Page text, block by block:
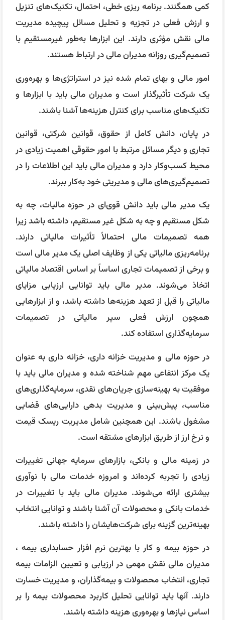
کمی همگنند. برنامه ریزی خطی، احتمال، تکنیک‌های تنزیل
و ارزش فعلی در تجزیه و تحلیل مسائل پیچیده مدیریت
مالی نقش مؤثری دارند. این ابزارها به‌طور غیرمستقیم با
تصمیم‌گیری روزانه مدیران مالی در ارتباط هستند.
امور مالی و بهای تمام شده نیز در استراتژی‌ها و بهره‌وری
یک شرکت تأثیرگذار است و مدیران مالی باید با ابزارها و
تکنیک‌های مناسب برای کنترل هزینه‌ها آشنا باشند.
در پایان، دانش کامل از حقوق، قوانین شرکتی، قوانین
تجاری و دیگر مسائل مرتبط با امور حقوقی اهمیت زیادی در
محیط کسب‌وکار دارد و مدیران مالی باید این اطلاعات را در
تصمیم‌گیری‌های مالی و مدیریتی خود به‌کار ببرند.
یک مدیر مالی باید دانش قوی‌ای در حوزه مالیات، چه به
شکل مستقیم و چه به شکل غیر مستقیم، داشته باشد زیرا
همه تصمیمات مالی احتمالاً تأثیرات مالیاتی دارند.
برنامه‌ریزی مالیاتی یکی از وظایف اصلی یک مدیر مالی است
و برخی از تصمیمات تجاری اساساً بر اساس اقتصاد مالیاتی
اتخاذ می‌شوند. مدیر مالی باید توانایی ارزیابی مزایای
مالیاتی را قبل از تعهد هزینه‌ها داشته باشد، و از ابزارهایی
همچون ارزش فعلی سپر مالیاتی در تصمیمات
سرمایه‌گذاری استفاده کند.
در حوزه مالی و مدیریت خزانه داری، خزانه داری به عنوان
یک مرکز انتفاعی مهم شناخته شده و مدیران مالی باید با
موفقیت به بهینه‌سازی جریان‌های نقدی، سرمایه‌گذاری‌های
مناسب، پیش‌بینی و مدیریت بدهی دارایی‌های قضایی
مشغول باشند. این همچنین شامل مدیریت ریسک قیمت
و نرخ ارز از طریق ابزارهای مشتقه است.
در زمینه مالی و بانکی، بازارهای سرمایه جهانی تغییرات
زیادی را تجربه کرده‌اند و امروزه خدمات مالی با نوآوری
بیشتری ارائه می‌شوند. مدیران مالی باید با تغییرات در
خدمات بانکی و محصولات آن آشنا باشند و توانایی انتخاب
بهینه‌ترین گزینه برای شرکت‌هایشان را داشته باشند.
در حوزه بیمه و کار با بهترین نرم افزار حسابداری بیمه ،
مدیران مالی نقش مهمی در ارزیابی و تعیین الزامات بیمه
تجاری، انتخاب محصولات و بیمه‌گذاران، و مدیریت خسارت
دارند. آنها باید توانایی تحلیل کاربرد محصولات بیمه را بر
اساس نیازها و بهره‌وری هزینه داشته باشند.